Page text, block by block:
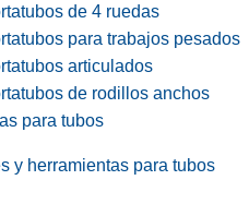
de 4 ruedas
para trabajos pesados
articulados
de rodillos anchos
para tubos
y herramientas para tubos